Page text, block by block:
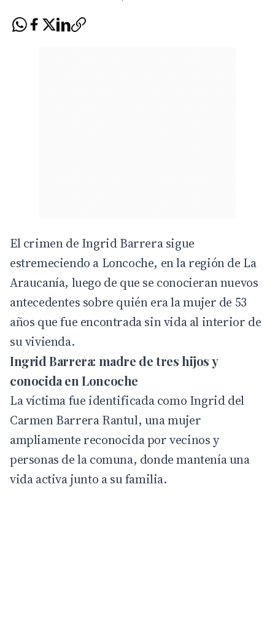
El crimen de Ingrid Barrera sigue
estremeciendo a Loncoche, en la región de La
Araucanía, luego de que se conocieran nuevos
antecedentes sobre quién era la mujer de 53
años que fue encontrada sin vida al interior de
su vivienda.
Ingrid Barrera: madre de tres hijos y
conocida en Loncoche
La víctima fue identificada como Ingrid del
Carmen Barrera Rantul, una mujer
ampliamente reconocida por vecinos y
personas de la comuna, donde mantenía una
vida activa junto a su familia.